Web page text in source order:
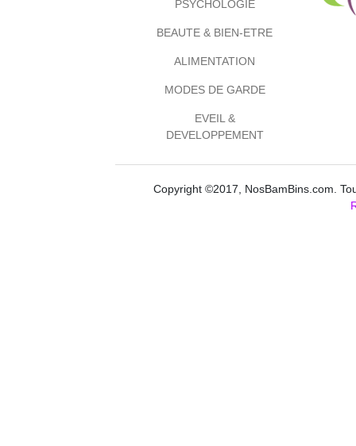
PSYCHOLOGIE
BEAUTE & BIEN-ETRE
ALIMENTATION
MODES DE GARDE
EVEIL &
DEVELOPPEMENT
Copyright ©2017, NosBamBins.com.